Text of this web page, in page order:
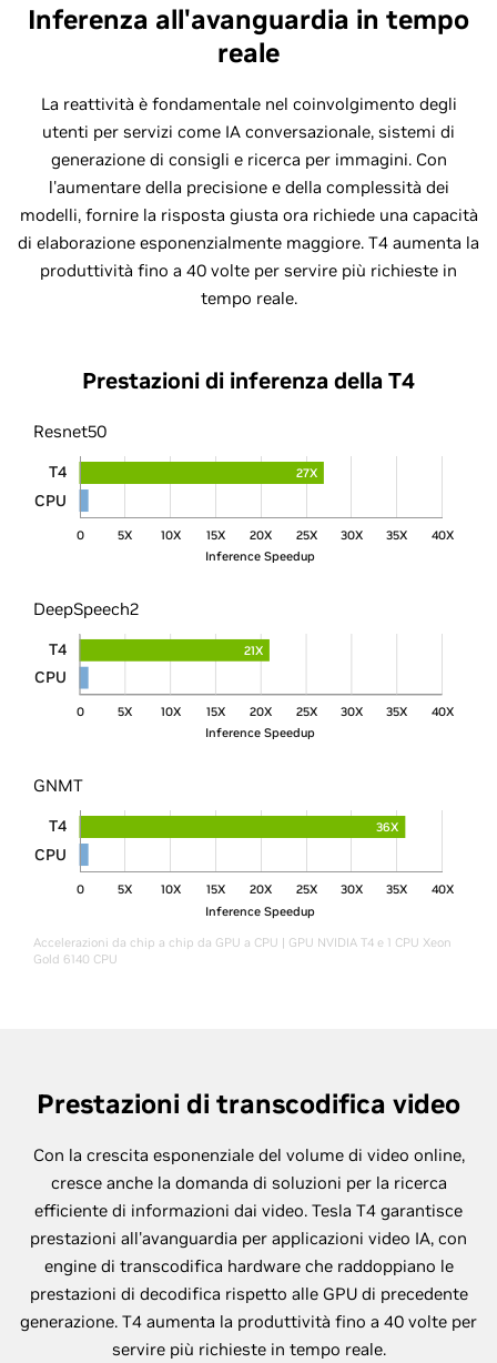
Inferenza all'avanguardia in tempo
reale
La reattività è fondamentale nel coinvolgimento degli
utenti per servizi come IA conversazionale, sistemi di
generazione di consigli e ricerca per immagini. Con
l'aumentare della precisione e della complessità dei
modelli, fornire la risposta giusta ora richiede una capacità
di elaborazione esponenzialmente maggiore. T4 aumenta la
produttività fino a 40 volte per servire più richieste in
tempo reale.
Prestazioni di inferenza della T4
Resnet50
0 5X 10X 15X 20X 25X 30X 35X 40X
27X
Inference Speedup
T4
CPU
DeepSpeech2
0 5X 10X 15X 20X 25X 30X 35X 40X
21X
Inference Speedup
T4
CPU
GNMT
0 5X 10X 15X 20X 25X 30X 35X 40X
36X
Inference Speedup
T4
CPU
Accelerazioni da chip a chip da GPU a CPU | GPU NVIDIA T4 e 1 CPU Xeon
Gold 6140 CPU
Prestazioni di transcodifica video
Con la crescita esponenziale del volume di video online,
cresce anche la domanda di soluzioni per la ricerca
efficiente di informazioni dai video. Tesla T4 garantisce
prestazioni all'avanguardia per applicazioni video IA, con
engine di transcodifica hardware che raddoppiano le
prestazioni di decodifica rispetto alle GPU di precedente
generazione. T4 aumenta la produttività fino a 40 volte per
servire più richieste in tempo reale.